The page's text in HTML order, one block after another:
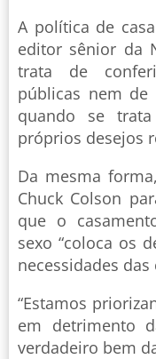
A política de
editor sênior da
trata de
públicas nem de
quando se
próprios desejos
Da mesma
Chuck Colson
que o
sexo “coloca os
necessidades das
“Estamos
em detrimento
verdadeiro bem